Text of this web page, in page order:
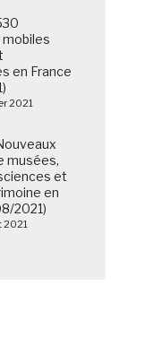
en France
2021
musées,
et
en
2021)
2021